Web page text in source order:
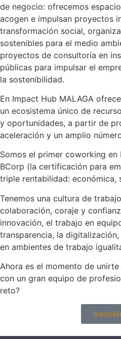
de negocio: ofrecemos
acogen e impulsan proyectos
transformación social,
sostenibles para el medio
proyectos de consultoría en
públicas para impulsar el
la sostenibilidad.
En Impact Hub MALAGA
un ecosistema único de
y oportunidades, a partir de
aceleración y un amplio
Somos el primer coworking
BCorp (la certificación para
triple rentabilidad: económica,
Tenemos una cultura de
colaboración, coraje y
innovación, el trabajo en
transparencia, la
en ambientes de trabajo
Ahora es el momento de
con un gran equipo de
reto?